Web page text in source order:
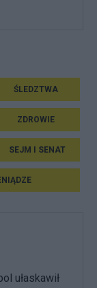
ŚLEDZTWA
ZDROWIE
SEJM I SENAT
ułaskawił